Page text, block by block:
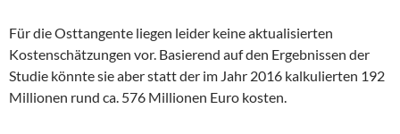
Für die Osttangente liegen leider keine aktualisierten
Kostenschätzungen vor. Basierend auf den Ergebnissen der
Studie könnte sie aber statt der im Jahr 2016 kalkulierten 192
Millionen rund ca. 576 Millionen Euro kosten.